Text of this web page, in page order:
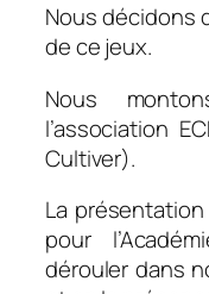
Nous décidons
de ce jeux.
Nous
l’association
Cultiver).
La
pour
dérouler dans